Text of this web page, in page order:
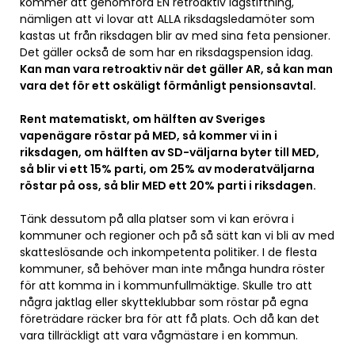
nämligen att vi lovar att ALLA riksdagsledamöter som
kastas ut från riksdagen blir av med sina feta pensioner.
Det gäller också de som har en riksdagspension idag.
Kan man vara retroaktiv när det gäller AR, så kan man
vara det för ett oskäligt förmånligt pensionsavtal.
Rent matematiskt, om hälften av Sveriges
vapenägare röstar på MED, så kommer vi in i
riksdagen, om hälften av SD-väljarna byter till MED,
så blir vi ett 15% parti, om 25% av moderatväljarna
röstar på oss, så blir MED ett 20% parti i riksdagen.
Tänk dessutom på alla platser som vi kan erövra i
kommuner och regioner och på så sätt kan vi bli av med
skatteslösande och inkompetenta politiker. I de flesta
kommuner, så behöver man inte många hundra röster
för att komma in i kommunfullmäktige. Skulle tro att
några jaktlag eller skytteklubbar som röstar på egna
företrädare räcker bra för att få plats. Och då kan det
vara tillräckligt att vara vågmästare i en kommun.